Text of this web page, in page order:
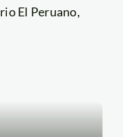
El Peruano,